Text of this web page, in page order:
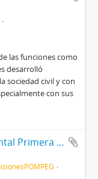
las funciones como
desarrolló
sociedad civil y con
con sus
[Comisiones Pro Obra Monumental Primera Escuela Gratuita]